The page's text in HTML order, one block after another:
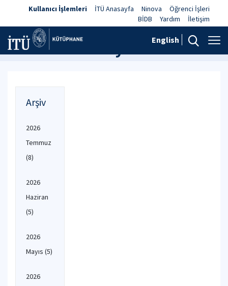
Kullanıcı İşlemleri İTÜ Anasayfa Ninova
Öğrenci İşleri
BİDB
Yardım İletişim
English
Haberler ve Duyurular
Arşiv
2026
Temmuz
(8)
2026
Haziran
(5)
2026
Mayıs (5)
2026